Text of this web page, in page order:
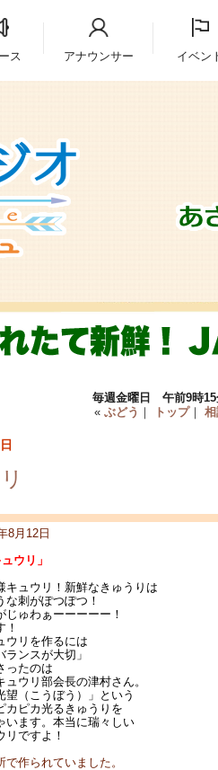
ス アナウンサー イベン
毎週金曜日 午前9時15
« ぶどう ｜ トップ｜
8月12日
ュウリ」
キュウリ！新鮮なきゅうりは
な刺がぽつぽつ！
じゅわぁーーーーー！
！
ウリを作るには
ンスが大切」
ったのは
ュウリ部会長の津村さん。
望（こうぼう）」という
カピカ光るきゅうりを
います。本当に瑞々しい
リですよ！
で作られていました。